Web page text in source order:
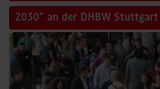
2030“ an der DHBW Stuttgart